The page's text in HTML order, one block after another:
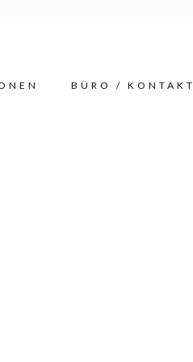
BÜRO / KONTAKT